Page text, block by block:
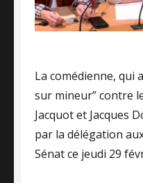
La comédienne, qui
sur mineur” contre
Jacquot et Jacques
par la délégation
Sénat ce jeudi 29